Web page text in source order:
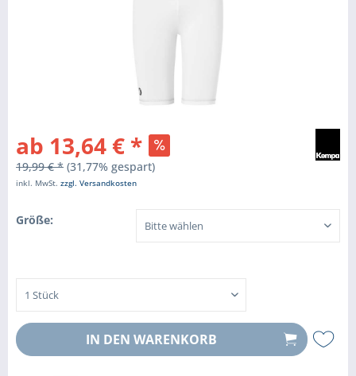
ab 13,64 € *
19,99 € * (31,77% gespart)
inkl. MwSt. zzgl. Versandkosten
Größe:
IN DEN WARENKORB